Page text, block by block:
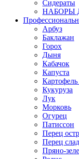
Сидераты
НАБОРЫ
Арбуз
Баклажан
Горох
Дыня
Кабачок
Капуста
Картофель
Кукуруза
Лук
Морковь
Огурец
Патиссон
Перец
Перец
Пряно-